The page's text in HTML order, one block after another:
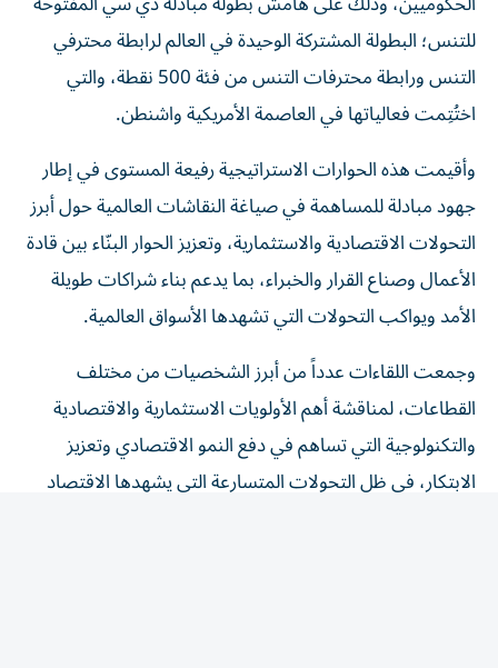
للتنس؛ البطولة المشتركة الوحيدة في العالم لرابطة محترفي
التنس ورابطة محترفات التنس من فئة 500 نقطة، والتي
اختُتِمت فعالياتها في العاصمة الأمريكية واشنطن.
وأقيمت هذه الحوارات الاستراتيجية رفيعة المستوى في إطار
جهود مبادلة للمساهمة في صياغة النقاشات العالمية حول أبرز
التحولات الاقتصادية والاستثمارية، وتعزيز الحوار البنّاء بين قادة
الأعمال وصناع القرار والخبراء، بما يدعم بناء شراكات طويلة
الأمد ويواكب التحولات التي تشهدها الأسواق العالمية.
وجمعت اللقاءات عدداً من أبرز الشخصيات من مختلف
القطاعات، لمناقشة أهم الأولويات الاستثمارية والاقتصادية
والتكنولوجية التي تساهم في دفع النمو الاقتصادي وتعزيز
الابتكار، في ظل التحولات المتسارعة التي يشهدها الاقتصاد
العالمي.